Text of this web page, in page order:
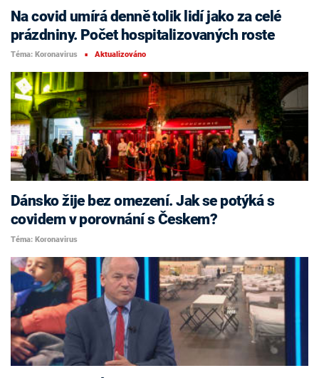
Na covid umírá denně tolik lidí jako za celé
prázdniny. Počet hospitalizovaných roste
Téma: Koronavirus ■ Aktualizováno
Dánsko žije bez omezení. Jak se potýká s
covidem v porovnání s Českem?
Téma: Koronavirus